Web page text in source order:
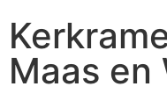
Maas en